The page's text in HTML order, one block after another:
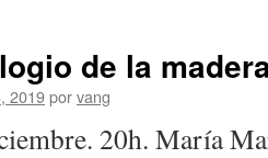
de la
2019porvang
20h. María